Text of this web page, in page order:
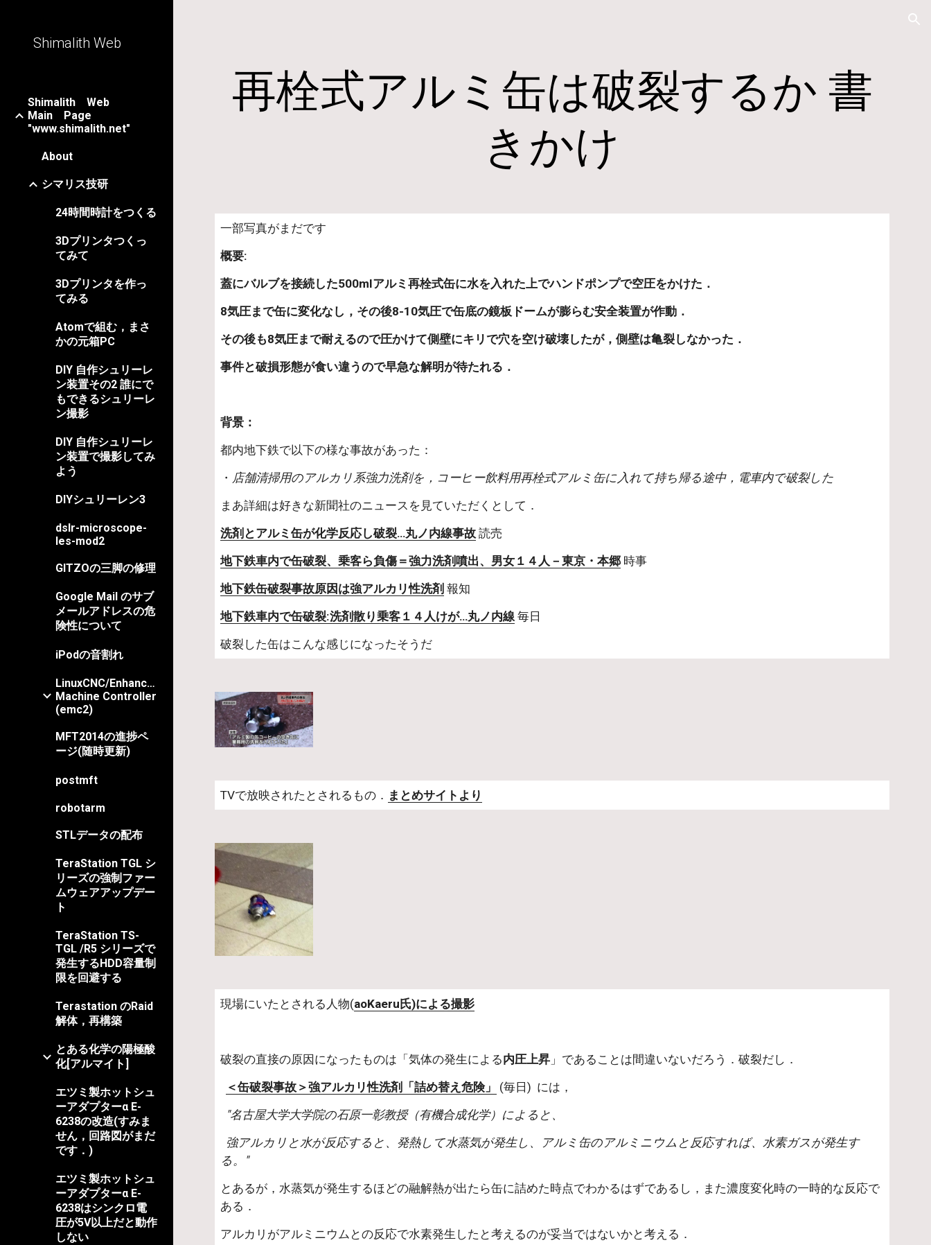
Shimalith Web
Shimalith Web
Main Page
"www.shimalith.net"
About
シマリス技研
24時間時計をつくる
3Dプリンタつくっ
てみて
3Dプリンタを作っ
てみる
Atomで組む，まさ
かの元箱PC
DIY 自作シュリーレ
ン装置その2 誰にで
もできるシュリーレ
ン撮影
DIY 自作シュリーレ
ン装置で撮影してみ
よう
DIYシュリーレン3
dslr-microscope-
les-mod2
GITZOの三脚の修理
Google Mail のサブ
メールアドレスの危
険性について
iPodの音割れ
LinuxCNC/Enhanced
Machine Controller
(emc2)
MFT2014の進捗ペ
ージ(随時更新)
postmft
robotarm
STLデータの配布
TeraStation TGL シ
リーズの強制ファー
ムウェアアップデー
ト
TeraStation TS-
TGL /R5 シリーズで
発生するHDD容量制
限を回避する
Terastation のRaid
解体，再構築
とある化学の陽極酸
化[アルマイト]
エツミ製ホットシュ
ーアダプターα E-
6238の改造(すみま
せん，回路図がまだ
です．)
エツミ製ホットシュ
ーアダプターα E-
6238はシンクロ電
圧が5V以上だと動作
しない
再栓式アルミ缶は破裂するか 書
きかけ
一部写真がまだです
概要:
蓋にバルブを接続した500mlアルミ再栓式缶に水を入れた上でハンドポンプで空圧をかけた．
8気圧まで缶に変化なし，その後8-10気圧で缶底の鏡板ドームが膨らむ安全装置が作動．
その後も8気圧まで耐えるので圧かけて側壁にキリで穴を空け破壊したが，側壁は亀裂しなかった．
事件と破損形態が食い違うので早急な解明が待たれる．
背景：
都内地下鉄で以下の様な事故があった：
・ 店舗清掃用のアルカリ系強力洗剤を，コーヒー飲料用再栓式アルミ缶に入れて持ち帰る途中，電車内で破裂した
まあ詳細は好きな新聞社のニュースを見ていただくとして．
洗剤とアルミ缶が化学反応し破裂…丸ノ内線事故 読売
地下鉄車内で缶破裂、乗客ら負傷＝強力洗剤噴出、男女１４人－東京・本郷 時事
地下鉄缶破裂事故原因は強アルカリ性洗剤 報知
地下鉄車内で缶破裂:洗剤散り乗客１４人けが…丸ノ内線 毎日
破裂した缶はこんな感じになったそうだ
TVで放映されたとされるもの． まとめサイトより
現場にいたとされる人物(aoKaeru氏)による撮影
破裂の直接の原因になったものは「気体の発生による内圧上昇 」であることは間違いないだろう．破裂だし．
＜缶破裂事故＞強アルカリ性洗剤「詰め替え危険」
(毎日)  には，
"名古屋大学大学院の石原一彰教授（有機合成化学）によると、
る。"
とあるが，水蒸気が発生するほどの融解熱が出たら缶に詰めた時点でわかるはずであるし，また濃度変化時の一時的な反応で
ある．
アルカリがアルミニウムとの反応で水素発生したと考えるのが妥当ではないかと考える．